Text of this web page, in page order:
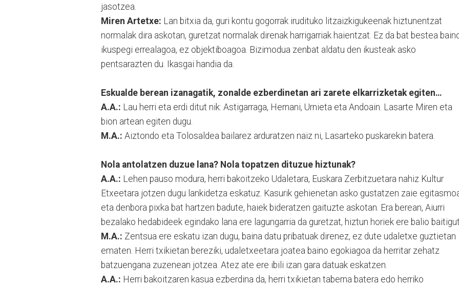
jasotzea.
Miren Artetxe: Lan bitxia da, guri kontu gogorrak irudituko litzaizkigukeenak hiztunentzat
normalak dira askotan, guretzat normalak direnak harrigarriak haientzat. Ez da bat bestea
ikuspegi errealagoa, ez objektiboagoa. Bizimodua zenbat aldatu den ikusteak asko
pentsarazten du. Ikasgai handia da.
Eskualde berean izanagatik, zonalde ezberdinetan ari zarete elkarrizketak egiten…
A.A.: Lau herri eta erdi ditut nik: Astigarraga, Hernani, Urnieta eta Andoain. Lasarte Miren eta
bion artean egiten dugu.
M.A.: Aiztondo eta Tolosaldea bailarez arduratzen naiz ni, Lasarteko puskarekin batera.
Nola antolatzen duzue lana? Nola topatzen dituzue hiztunak?
A.A.: Lehen pauso modura, herri bakoitzeko Udaletara, Euskara Zerbitzuetara nahiz Kultur
Etxeetara jotzen dugu lankidetza eskatuz. Kasurik gehienetan asko gustatzen zaie
eta denbora pixka bat hartzen badute, haiek bideratzen gaituzte askotan. Era berean, Aiurri
bezalako hedabideek egindako lana ere lagungarria da guretzat, hiztun horiek ere balio
M.A.: Zentsua ere eskatu izan dugu, baina datu pribatuak direnez, ez dute udaletxe guztietan
ematen. Herri txikietan bereziki, udaletxeetara joatea baino egokiagoa da herritar zehatz
batzuengana zuzenean jotzea. Atez ate ere ibili izan gara datuak eskatzen.
A.A.: Herri bakoitzaren kasua ezberdina da, herri txikietan taberna batera edo herriko